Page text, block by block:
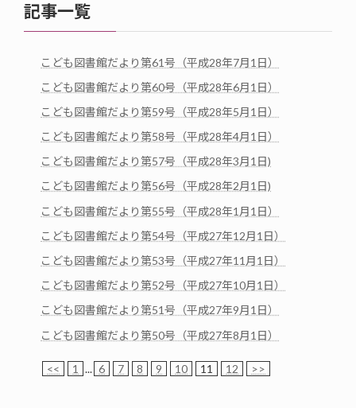
記事一覧
こども図書館だより第61号（平成28年7月1日）
こども図書館だより第60号（平成28年6月1日）
こども図書館だより第59号（平成28年5月1日）
こども図書館だより第58号（平成28年4月1日）
こども図書館だより第57号（平成28年3月1日)
こども図書館だより第56号（平成28年2月1日)
こども図書館だより第55号（平成28年1月1日）
こども図書館だより第54号（平成27年12月1日）
こども図書館だより第53号（平成27年11月1日）
こども図書館だより第52号（平成27年10月1日）
こども図書館だより第51号（平成27年9月1日）
こども図書館だより第50号（平成27年8月1日）
<< 1 ... 6 7 8 9 10 11 12 >>